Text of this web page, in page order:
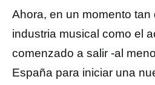
Ahora, en un momento tan
industria musical como el
comenzado a salir -al
España para iniciar una